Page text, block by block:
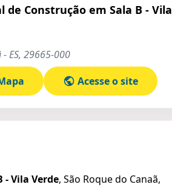
Construção em Sala B - Vila
ES, 29665-000
Acesse o site
- Vila Verde, São Roque do Canaã,